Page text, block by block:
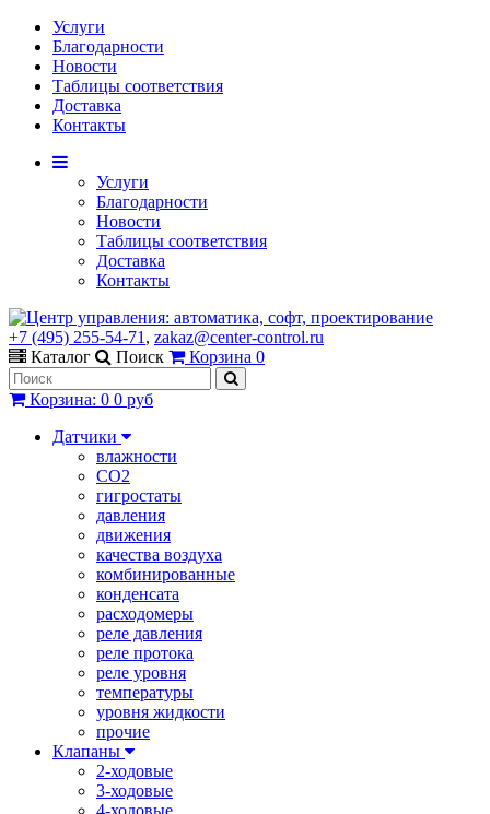
Услуги
Благодарности
Новости
Таблицы соответствия
Доставка
Контакты
Услуги
Благодарности
Новости
Таблицы соответствия
Доставка
Контакты
+7 (495) 255-54-71 , zakaz@center-control.ru
Каталог
Поиск Корзина 0
Корзина: 0 0 руб
Датчики
влажности
CO2
гигростаты
давления
движения
качества воздуха
комбинированные
конденсата
расходомеры
реле давления
реле протока
реле уровня
температуры
уровня жидкости
прочие
Клапаны
2-ходовые
3-ходовые
4-ходовые